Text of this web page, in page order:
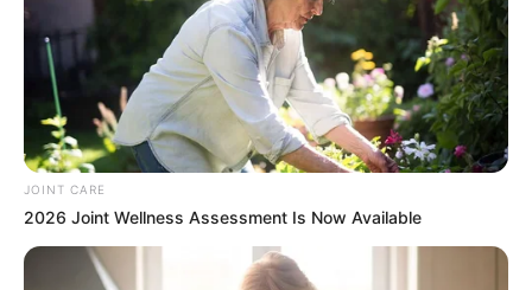
JOINT CARE
2026 Joint Wellness Assessment Is Now Available